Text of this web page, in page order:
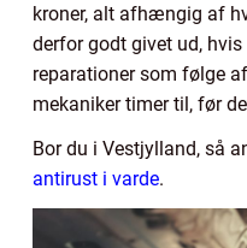
kroner, alt afhængig af
derfor godt givet ud,
reparationer som følge
mekaniker timer til, før
Bor du i Vestjylland, så
antirust i varde.